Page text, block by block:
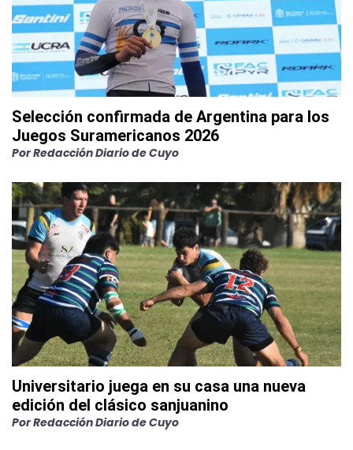
Selección confirmada de Argentina para los
Juegos Suramericanos 2026
PorRedacción Diario de Cuyo
Universitario juega en su casa una nueva
edición del clásico sanjuanino
PorRedacción Diario de Cuyo